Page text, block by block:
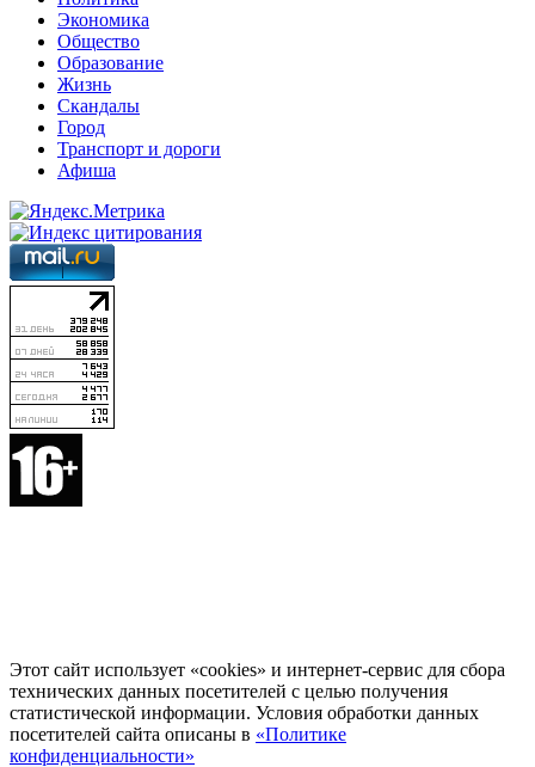
Экономика
Общество
Образование
Жизнь
Скандалы
Город
Транспорт и дороги
Афиша
Этот сайт использует «cookies» и интернет-сервис для сбора
технических данных посетителей с целью получения
статистической информации. Условия обработки данных
посетителей сайта описаны в «Политике
конфиденциальности»